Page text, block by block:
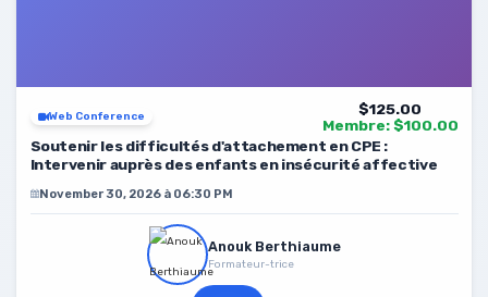
Web Conference
$125.00
Membre: $100.00
Soutenir les difficultés d'attachement en CPE :
Intervenir auprès des enfants en insécurité affective
November 30, 2026 à 06:30 PM
Anouk Berthiaume
Formateur-trice